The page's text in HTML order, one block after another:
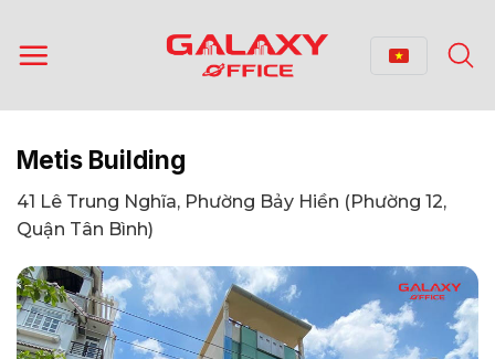
qua
nội
Metis Building
41 Lê Trung Nghĩa, Phường Bảy Hiền (Phường 12,
Quận Tân Bình)